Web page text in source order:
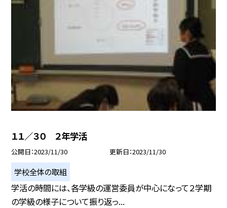
１１／３０ ２年学活
公開日 2023/11/30 更新日 2023/11/30
学校全体の取組
学活の時間には、各学級の運営委員が中心になって２学期
の学級の様子について振り返っ...